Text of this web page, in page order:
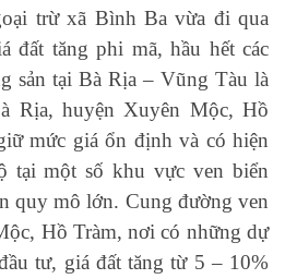
trừ xã Bình Ba vừa đi qua
đất tăng phi mã, hầu hết các
sản tại Bà Rịa – Vũng Tàu là
Rịa, huyện Xuyên Mộc, Hồ
mức giá ổn định và có hiện
tại một số khu vực ven biển
quy mô lớn. Cung đường ven
Hồ Tràm, nơi có những dự
tư, giá đất tăng từ 5 – 10%